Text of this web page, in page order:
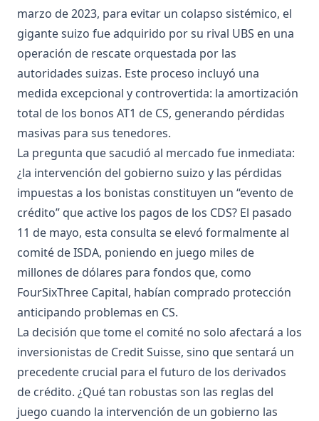
marzo de 2023, para evitar un colapso sistémico, el
gigante suizo fue adquirido por su rival UBS en una
operación de rescate orquestada por las
autoridades suizas. Este proceso incluyó una
medida excepcional y controvertida: la amortización
total de los bonos AT1 de CS, generando pérdidas
masivas para sus tenedores.
La pregunta que sacudió al mercado fue inmediata:
¿la intervención del gobierno suizo y las pérdidas
impuestas a los bonistas constituyen un “evento de
crédito” que active los pagos de los CDS? El pasado
11 de mayo, esta consulta se elevó formalmente al
comité de ISDA, poniendo en juego miles de
millones de dólares para fondos que, como
FourSixThree Capital, habían comprado protección
anticipando problemas en CS.
La decisión que tome el comité no solo afectará a los
inversionistas de Credit Suisse, sino que sentará un
precedente crucial para el futuro de los derivados
de crédito. ¿Qué tan robustas son las reglas del
juego cuando la intervención de un gobierno las